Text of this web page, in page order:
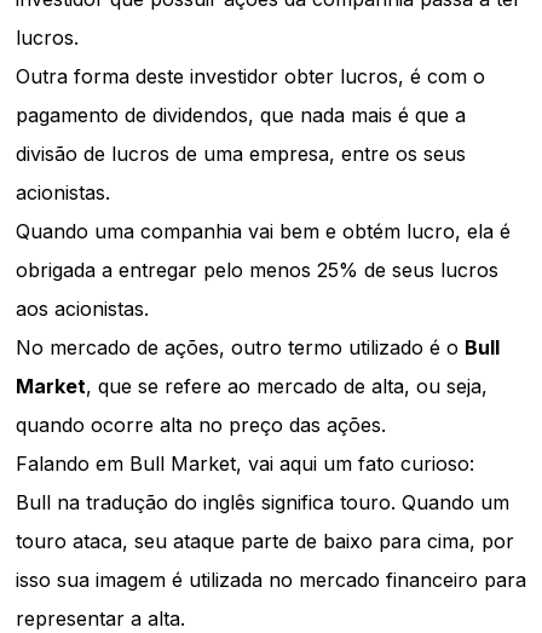
lucros.
Outra forma deste investidor obter lucros, é com o
pagamento de dividendos, que nada mais é que a
divisão de lucros de uma empresa, entre os seus
acionistas.
Quando uma companhia vai bem e obtém lucro, ela é
obrigada a entregar pelo menos 25% de seus lucros
aos acionistas.
No mercado de ações, outro termo utilizado é o Bull
Market, que se refere ao mercado de alta, ou seja,
quando ocorre alta no preço das ações.
Falando em Bull Market, vai aqui um fato curioso:
Bull na tradução do inglês significa touro. Quando um
touro ataca, seu ataque parte de baixo para cima, por
isso sua imagem é utilizada no mercado financeiro para
representar a alta.